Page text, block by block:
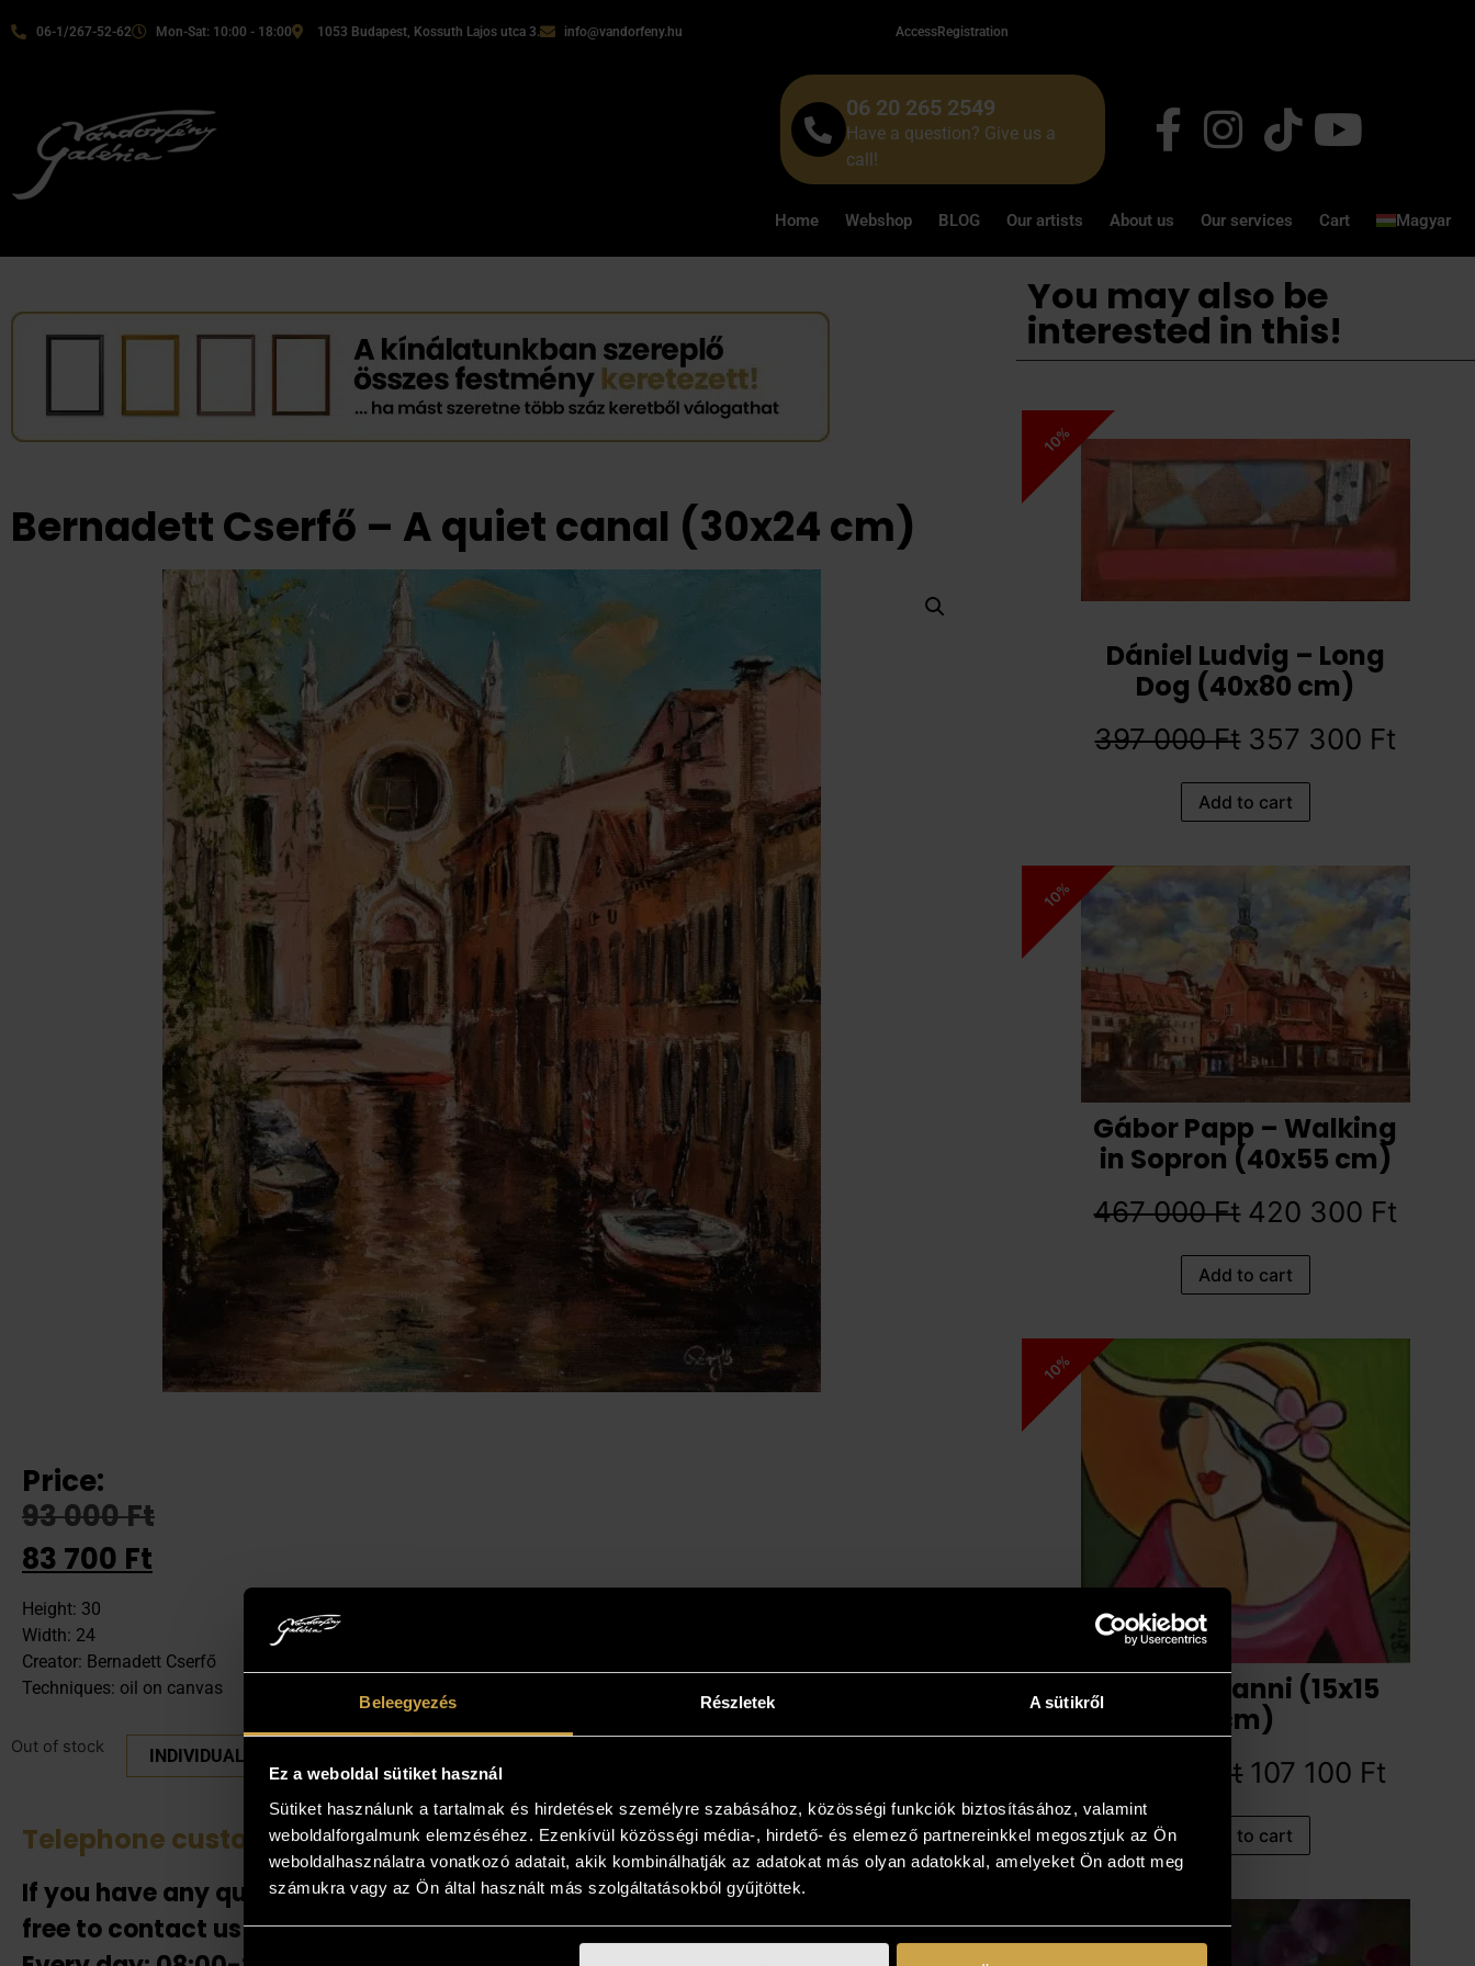
Beleegyezés Részletek A sütikről
Ez a weboldal sütiket használ
Sütiket használunk a tartalmak és hirdetések személyre szabásához, közösségi funkciók biztosításához, valamint
weboldalforgalmunk elemzéséhez. Ezenkívül közösségi média-, hirdető- és elemező partnereinkkel megosztjuk az Ön
weboldalhasználatra vonatkozó adatait, akik kombinálhatják az adatokat más olyan adatokkal, amelyeket Ön adott meg
számukra vagy az Ön által használt más szolgáltatásokból gyűjtöttek.
06-1/267-52-62 Mon-Sat: 10:00 - 18:00 1053 Budapest, Kossuth Lajos utca 3. info@vandorfeny.hu AccessRegistration
06 20 265 2549
Have a question? Give us a
call!
Home Webshop BLOG Our artists About us Our services Cart Magyar
Bernadett Cserfő – A quiet canal (30x24 cm)
Price:
93 000Ft
83 700 Ft
Height: 30
Width: 24
Creator: Bernadett Cserfő
Techniques: oil on canvas
Out of stock INDIVIDUAL PRICE PLEASE
Telephone customer service
If you have any questions, feel
free to contact us!
See it in your home!
If the artwork appeals to you, please contact us and
also have the opportunity to view your new pet in
You may also be
interested in this!
10%
Dániel Ludvig – Long
Dog (40x80 cm)
397 000Ft 357 300 Ft
Add to cart
10%
Gábor Papp – Walking
in Sopron (40x55 cm)
467 000Ft 420 300 Ft
Add to cart
10%
Bimbi – Fanni (15x15
cm)
Ft 107 100 Ft
Add to cart
10%